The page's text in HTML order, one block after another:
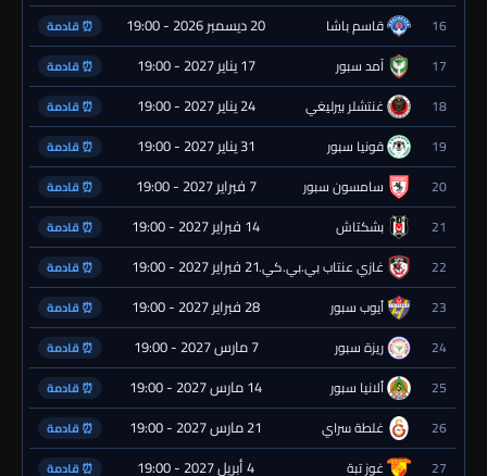
16 قاسم باشا 20 ديسمبر 2026 - 19:00 ⏰ قادمة
17 آمد سبور 17 يناير 2027 - 19:00 ⏰ قادمة
18 غنتشلر بيرليغي 24 يناير 2027 - 19:00 ⏰ قادمة
19 قونيا سبور 31 يناير 2027 - 19:00 ⏰ قادمة
20 سامسون سبور 7 فبراير 2027 - 19:00 ⏰ قادمة
21 بشكتاش 14 فبراير 2027 - 19:00 ⏰ قادمة
22 غازي عنتاب بي.بي.كي.21 فبراير 2027 - 19:00 ⏰ قادمة
23 أيوب سبور 28 فبراير 2027 - 19:00 ⏰ قادمة
24 ريزة سبور 7 مارس 2027 - 19:00 ⏰ قادمة
25 ألانيا سبور 14 مارس 2027 - 19:00 ⏰ قادمة
26 غلطة سراي 21 مارس 2027 - 19:00 ⏰ قادمة
27 غوز تبة 4 أبريل 2027 - 19:00 ⏰ قادمة